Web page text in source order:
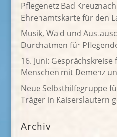
Pflegenetz Bad
Ehrenamtskarte für den
Musik, Wald und
Durchatmen für
16. Juni:
Menschen mit Demenz
Neue Selbsthilfegruppe
Träger in Kaiserslautern
Archiv